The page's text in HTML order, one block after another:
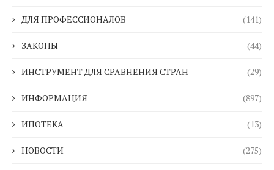
ДЛЯ ПРОФЕССИОНАЛОВ (141)
ЗАКОНЫ (44)
ИНСТРУМЕНТ ДЛЯ СРАВНЕНИЯ СТРАН (29)
ИНФОРМАЦИЯ (897)
ИПОТЕКА (13)
НОВОСТИ (275)